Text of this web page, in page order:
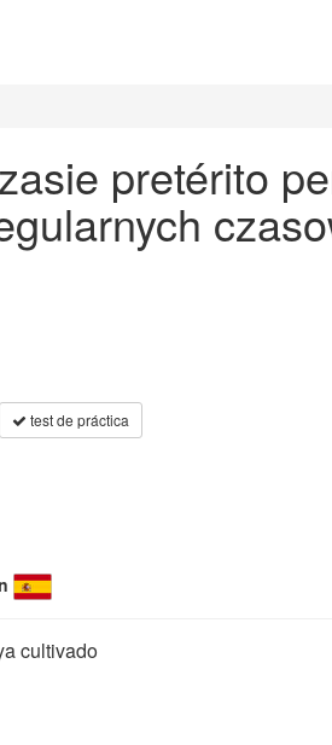
pretérito
test de práctica
cultivado